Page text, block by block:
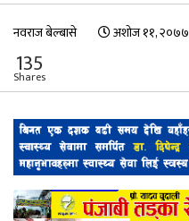
नवराज बेल्बासे अशोज ११, २०७७
135
Shares